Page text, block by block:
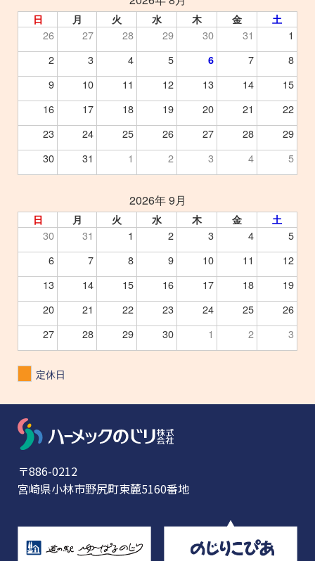
日 月 火 水 木 金 土
26 27 28 29 30 31
1
2
3 4 5 6 7
8
9
10 11 12 13 14
15
16
17 18 19 20 21
22
23
24 25 26 27 28
29
30
31 1 2 3 4 5
2026年 9月
日 月 火 水 木 金 土
30 31 1 2 3 4
5
6
7 8 9 10 11
12
13
14 15 16 17 18
19
20
21 22 23 24 25
26
27
28 29 30 1 2 3
定休日
〒886-0212
宮崎県小林市野尻町東麓5160番地